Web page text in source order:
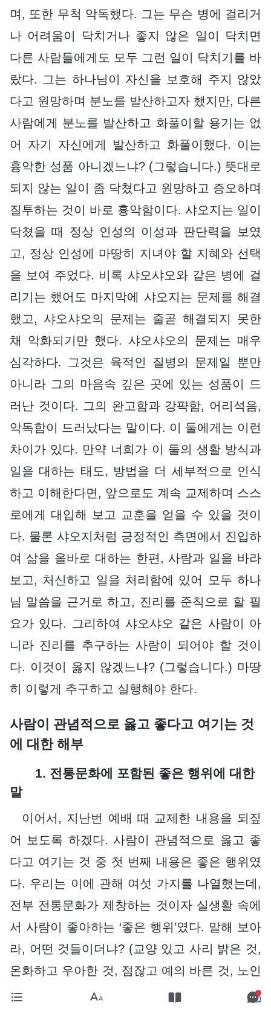
며, 또한 무척 악독했다. 그는 무슨 병에 걸리거
나 어려움이 닥치거나 좋지 않은 일이 닥치면
다른 사람들에게도 모두 그런 일이 닥치기를 바
랐다. 그는 하나님이 자신을 보호해 주지 않았
다고 원망하며 분노를 발산하고자 했지만, 다른
사람에게 분노를 발산하고 화풀이할 용기는 없
어 자기 자신에게 발산하고 화풀이했다. 이는
흉악한 성품 아니겠느냐? (그렇습니다.) 뜻대로
되지 않는 일이 좀 닥쳤다고 원망하고 증오하며
질투하는 것이 바로 흉악함이다. 샤오지는 일이
닥쳤을 때 정상 인성의 이성과 판단력을 보였
고, 정상 인성에 마땅히 지녀야 할 지혜와 선택
을 보여 주었다. 비록 샤오샤오와 같은 병에 걸
리기는 했어도 마지막에 샤오지는 문제를 해결
했고, 샤오샤오의 문제는 줄곧 해결되지 못한
채 악화되기만 했다. 샤오샤오의 문제는 매우
심각하다. 그것은 육적인 질병의 문제일 뿐만
아니라 그의 마음속 깊은 곳에 있는 성품이 드
러난 것이다. 그의 완고함과 강퍅함, 어리석음,
악독함이 드러났다는 말이다. 이 둘에게는 이런
차이가 있다. 만약 너희가 이 둘의 생활 방식과
일을 대하는 태도, 방법을 더 세부적으로 인식
하고 이해한다면, 앞으로도 계속 교제하며 스스
로에게 대입해 보고 교훈을 얻을 수 있을 것이
다. 물론 샤오지처럼 긍정적인 측면에서 진입하
여 삶을 올바로 대하는 한편, 사람과 일을 바라
보고, 처신하고 일을 처리함에 있어 모두 하나
님 말씀을 근거로 하고, 진리를 준칙으로 할 필
요가 있다. 그리하여 샤오샤오 같은 사람이 아
니라 진리를 추구하는 사람이 되어야 할 것이
다. 이것이 옳지 않겠느냐? (그렇습니다.) 마땅
히 이렇게 추구하고 실행해야 한다.
사람이 관념적으로 옳고 좋다고 여기는 것
에 대한 해부
1. 전통문화에 포함된 좋은 행위에 대한
말
이어서, 지난번 예배 때 교제한 내용을 되짚
어 보도록 하겠다. 사람이 관념적으로 옳고 좋
다고 여기는 것 중 첫 번째 내용은 좋은 행위였
다. 우리는 이에 관해 여섯 가지를 나열했는데,
전부 전통문화가 제창하는 것이자 실생활 속에
서 사람이 좋아하는 ‘좋은 행위’였다. 말해 보아
라, 어떤 것들이더냐? (교양 있고 사리 밝은 것,
온화하고 우아한 것, 점잖고 예의 바른 것, 노인
을 공경하고 아이를 사랑하는 것, 상냥하고 친